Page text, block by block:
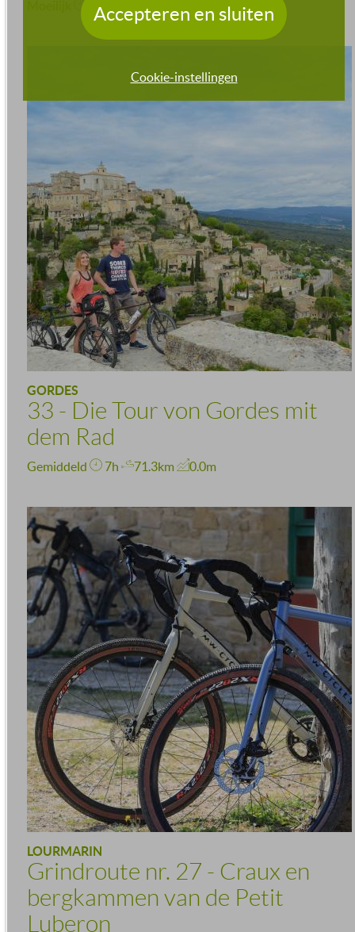
72h 240.0km 3646.0m
GORDES
33 - Die Tour von Gordes mit
dem Rad
Gemiddeld 7h 71.3km 0.0m
LOURMARIN
Grindroute nr. 27 - Craux en
bergkammen van de Petit
Luberon
Cookie-instellingen
Accepteren en sluiten